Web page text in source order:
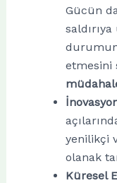
Gücün
etmesini
yenilikçi
olanak
Küresel